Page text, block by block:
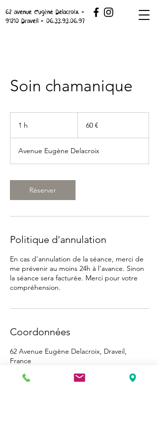
62 avenue Eugène Delacroix -
91210 Draveil - 06.33.93.06.97
Soin chamanique
1 h 60 €
Avenue Eugène Delacroix
Réserver
Politique d'annulation
En cas d’annulation de la séance, merci de
me prévenir au moins 24h à l’avance. Sinon
la séance sera facturée. Merci pour votre
compréhension.
Coordonnées
62 Avenue Eugène Delacroix, Draveil,
France
contact@elodie-vaxelaire.com